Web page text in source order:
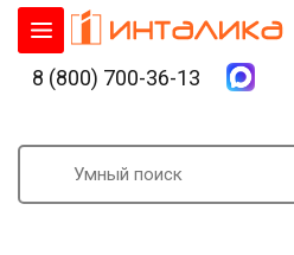
8 (800) 700-36-13